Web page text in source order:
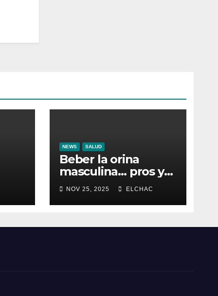
NEWS SALUD
Beber la orina
masculina… pros y
contras
NOV 25, 2025 ELCHAC